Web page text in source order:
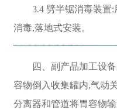
3.4 劈半锯消毒装置
消毒,落地式安装。
四、副产品加工设
容物倒入收集罐内,气动
分离器和管道将胃容物输